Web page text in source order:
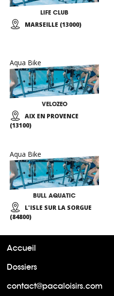
LIFE CLUB
MARSEILLE (13000)
Aqua Bike
VELOZEO
AIX EN PROVENCE
(13100)
Aqua Bike
BULL AQUATIC
L'ISLE SUR LA SORGUE
(84800)
Accueil
Dossiers
contact@pacaloisirs.com